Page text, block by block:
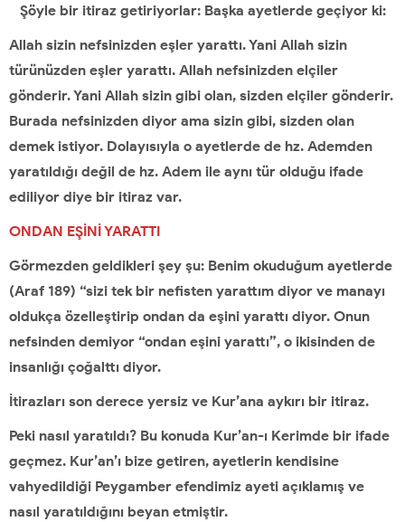
Şöyle bir itiraz getiriyorlar: Başka ayetlerde geçiyor ki:
Allah sizin nefsinizden eşler yarattı. Yani Allah sizin
türünüzden eşler yarattı. Allah nefsinizden elçiler
gönderir. Yani Allah sizin gibi olan, sizden elçiler gönderir.
Burada nefsinizden diyor ama sizin gibi, sizden olan
demek istiyor. Dolayısıyla o ayetlerde de hz. Ademden
yaratıldığı değil de hz. Adem ile aynı tür olduğu ifade
ediliyor diye bir itiraz var.
ONDAN EŞİNİ YARATTI
Görmezden geldikleri şey şu: Benim okuduğum ayetlerde
(Araf 189) “sizi tek bir nefisten yarattım diyor ve manayı
oldukça özelleştirip ondan da eşini yarattı diyor. Onun
nefsinden demiyor “ondan eşini yarattı”, o ikisinden de
insanlığı çoğalttı diyor.
İtirazları son derece yersiz ve Kur’ana aykırı bir itiraz.
Peki nasıl yaratıldı? Bu konuda Kur’an-ı Kerimde bir ifade
geçmez. Kur’an’ı bize getiren, ayetlerin kendisine
vahyedildiği Peygamber efendimiz ayeti açıklamış ve
nasıl yaratıldığını beyan etmiştir.